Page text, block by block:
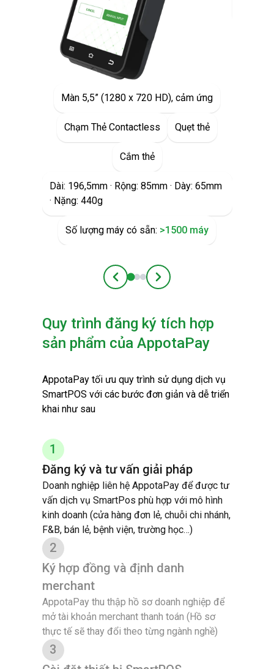
Màn 5,5” (1280 x 720 HD), cảm ứng
Chạm Thẻ Contactless Quẹt thẻ
Cắm thẻ
Dài: 196,5mm · Rộng: 85mm · Dày: 65mm
· Nặng: 440g
Số lượng máy có sẵn: >1500 máy
Quy trình đăng ký tích hợp
sản phẩm của AppotaPay
AppotaPay tối ưu quy trình sử dụng dịch vụ
SmartPOS với các bước đơn giản và dễ triển
khai như sau
1
Đăng ký và tư vấn giải pháp
Doanh nghiệp liên hệ AppotaPay để được tư
vấn dịch vụ SmartPos phù hợp với mô hình
kinh doanh (cửa hàng đơn lẻ, chuỗi chi nhánh,
F&B, bán lẻ, bệnh viện, trường học…)
2
Ký hợp đồng và định danh
merchant
AppotaPay thu thập hồ sơ doanh nghiệp để
mở tài khoản merchant thanh toán (Hồ sơ
thực tế sẽ thay đổi theo từng ngành nghề)
3